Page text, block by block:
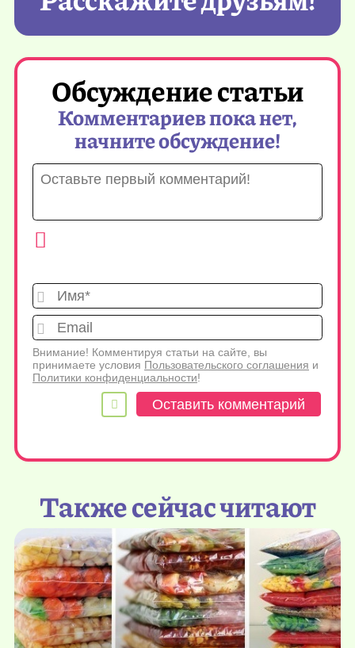
Обсуждение статьи
Комментариев пока нет,
начните обсуждение!
Имя*
Внимание! Комментируя статьи на сайте, вы
принимаете условия Пользовательского соглашения и
Политики конфиденциальности!
Также сейчас читают